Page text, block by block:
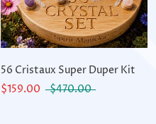
56 Cristaux Super Duper Kit
$159.00
$470.00